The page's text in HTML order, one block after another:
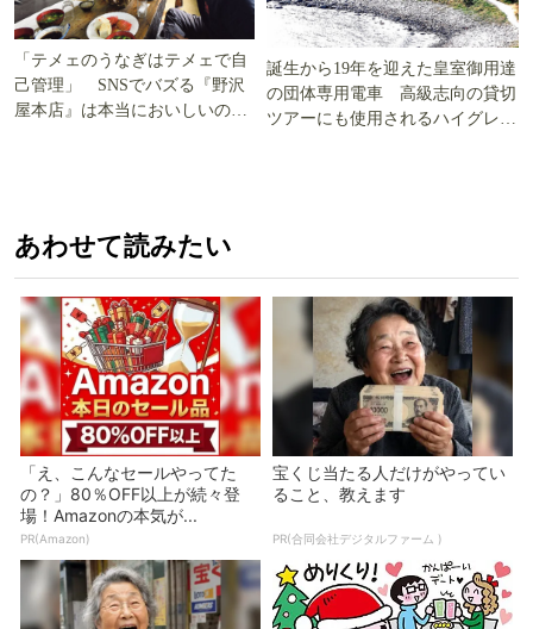
「テメェのうなぎはテメェで自
己管理」 SNSでバズる『野沢
屋本店』は本当においしいの
誕生から19年を迎えた皇室御用達
の団体専用電車 高級志向の貸切
ツアーにも使用されるハイグレー
あわせて読みたい
「え、こんなセールやってた
の？」80％OFF以上が続々登
場！Amazonの本気が...
PR(Amazon)
宝くじ当たる人だけがやってい
ること、教えます
PR(合同会社デジタルファーム )